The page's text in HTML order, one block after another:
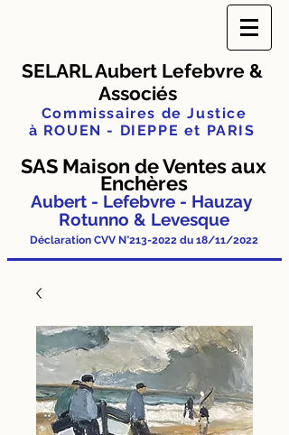
SELARL Aubert Lefebvre &
Associés
Commissaires de Justice
à ROUEN - DIEPPE et PARIS
SAS Maison de Ventes aux
Enchères
Aubert - Lefebvre - Hauzay
Rotunno & Levesque
Déclaration CVV N°213-2022du 18/11/2022